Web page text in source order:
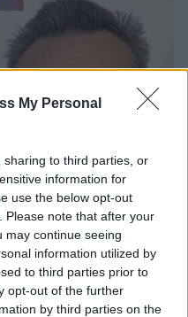
My Personal
to third parties, or
information for
use the below opt-out
Please note that after your
may continue seeing
information utilized by
to third parties prior to
opt-out of the further
by third parties on the